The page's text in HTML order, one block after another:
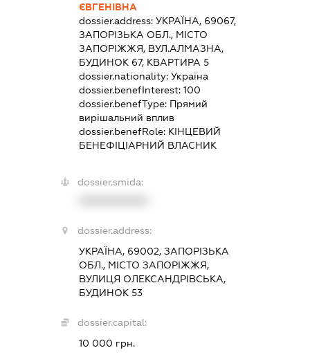
ЄВГЕНІВНА
dossier.address:УКРАЇНА, 69067,
ЗАПОРІЗЬКА ОБЛ., МІСТО
ЗАПОРІЖЖЯ, ВУЛ.АЛМАЗНА,
БУДИНОК 67, КВАРТИРА 5
dossier.nationality:Україна
dossier.benefInterest:100
dossier.benefType: Прямий
вирішальний вплив
dossier.benefRole: КІНЦЕВИЙ
БЕНЕФІЦІАРНИЙ ВЛАСНИК
dossier.smida:
dossier.address:
УКРАЇНА, 69002, ЗАПОРІЗЬКА
ОБЛ., МІСТО ЗАПОРІЖЖЯ,
ВУЛИЦЯ ОЛЕКСАНДРІВСЬКА,
БУДИНОК 53
dossier.capital:
10 000 грн.